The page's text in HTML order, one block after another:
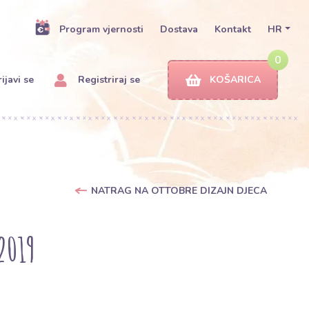
Program vjernosti Dostava Kontakt HR
se Registriraj se
0
KOŠARICA
NATRAG NA OTTOBRE DIZAJN DJECA